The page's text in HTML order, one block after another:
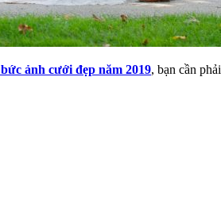
bức ảnh cưới đẹp năm 2019, bạn cần